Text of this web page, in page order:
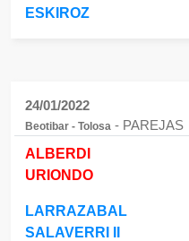
ESKIROZ
24/01/2022
Beotibar - Tolosa - PAREJAS
ALBERDI
URIONDO
LARRAZABAL
SALAVERRI II